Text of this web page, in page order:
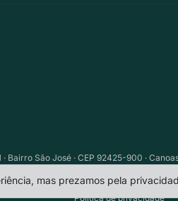
Bairro São José · CEP 92425-900 ·
Política de privacidade
mas prezamos pela